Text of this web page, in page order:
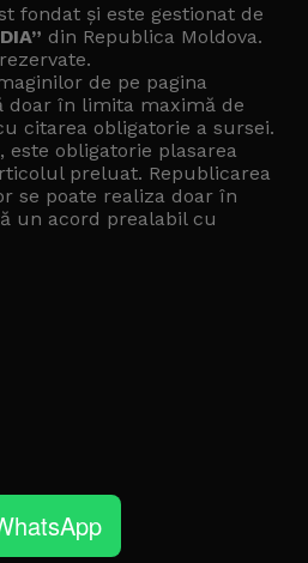
fondat și este gestionat de
din Republica Moldova.
de pe pagina
doar în limita maximă de
citarea obligatorie a sursei.
obligatorie plasarea
preluat. Republicarea
se poate realiza doar în
un acord prealabil cu